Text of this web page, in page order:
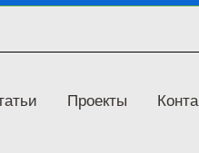
Проекты